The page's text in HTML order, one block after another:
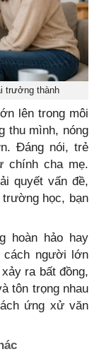
trưởng thành
lên trong môi
thu mình, nóng
Đáng nói, trẻ
chính cha mẹ.
quyết vấn đề,
học, bạn
hoàn hảo hay
cách người lớn
ra bất đồng,
tôn trọng nhau
ứng xử văn